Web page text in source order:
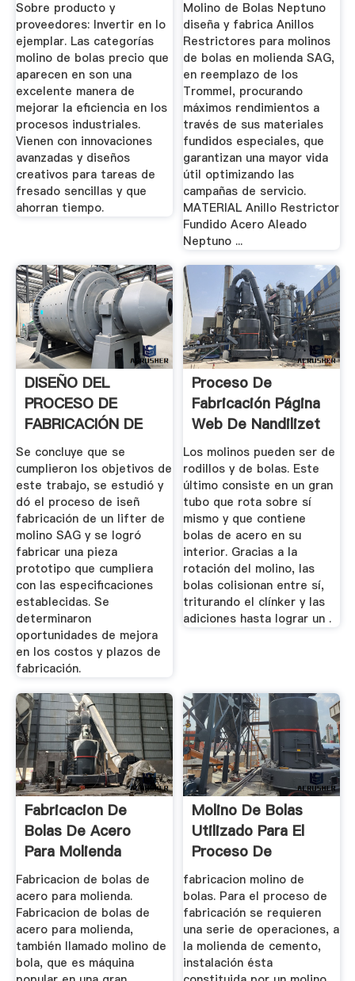
Sobre producto y
proveedores: Invertir en lo
ejemplar. Las categorías
molino de bolas precio que
aparecen en son una
excelente manera de
mejorar la eficiencia en los
procesos industriales.
Vienen con innovaciones
avanzadas y diseños
creativos para tareas de
fresado sencillas y que
ahorran tiempo.
Molino de Bolas Neptuno
diseña y fabrica Anillos
Restrictores para molinos
de bolas en molienda SAG,
en reemplazo de los
Trommel, procurando
máximos rendimientos a
través de sus materiales
fundidos especiales, que
garantizan una mayor vida
útil optimizando las
campañas de servicio.
MATERIAL Anillo Restrictor
Fundido Acero Aleado
Neptuno ...
DISEÑO DEL
PROCESO DE
FABRICACIÓN DE
UNA PIEZA .
Se concluye que se
cumplieron los objetivos de
este trabajo, se estudió y
dó el proceso de iseñ
fabricación de un lifter de
molino SAG y se logró
fabricar una pieza
prototipo que cumpliera
con las especificaciones
establecidas. Se
determinaron
oportunidades de mejora
en los costos y plazos de
fabricación.
Proceso De
Fabricación Página
Web De Nandilizet
Los molinos pueden ser de
rodillos y de bolas. Este
último consiste en un gran
tubo que rota sobre sí
mismo y que contiene
bolas de acero en su
interior. Gracias a la
rotación del molino, las
bolas colisionan entre sí,
triturando el clínker y las
adiciones hasta lograr un .
Fabricacion De
Bolas De Acero
Para Molienda
Fabricacion de bolas de
acero para molienda.
Fabricacion de bolas de
acero para molienda,
también llamado molino de
bola, que es máquina
Molino De Bolas
Utilizado Para El
Proceso De
Fabricación ...
fabricacion molino de
bolas. Para el proceso de
fabricación se requieren
una serie de operaciones, a
la molienda de cemento,
instalación ésta